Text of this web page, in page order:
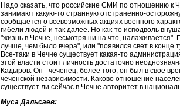
Надо сказать, что российские СМИ по отношению к
занимают какую-то странную отстраненно-
сообщается о всевозможных акциях военного
гибели людей и так далее. Но как-то исподволь
"жизнь в Чечне, несмотря ни на что, налаживается".
лучше, чем было вчера", или "появился свет в конце
Все-таки в Чечне существует какая-то
этой власти стоит личность достаточно
Кадыров. Он - чеченец, более того, он был в свое
чеченской независимости. Каково отношение
существует ли сейчас в Чечне авторитет в
Муса Дальсаев: